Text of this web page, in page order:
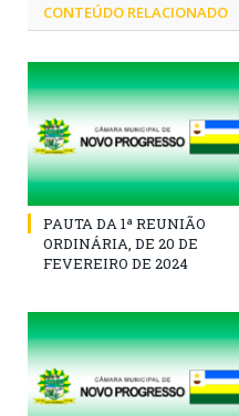
CONTEÚDO RELACIONADO
PAUTA DA 1ª REUNIÃO
ORDINÁRIA, DE 20 DE
FEVEREIRO DE 2024